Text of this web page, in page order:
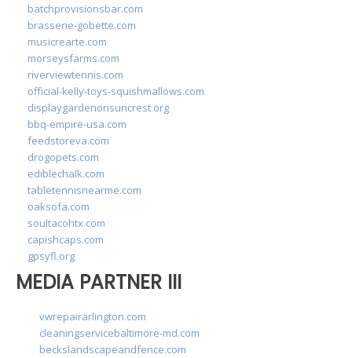
batchprovisionsbar.com
brasserie-gobette.com
musicrearte.com
morseysfarms.com
riverviewtennis.com
official-kelly-toys-squishmallows.com
displaygardenonsuncrest.org
bbq-empire-usa.com
feedstoreva.com
drogopets.com
ediblechalk.com
tabletennisnearme.com
oaksofa.com
soultacohtx.com
capishcaps.com
gpsyfl.org
MEDIA PARTNER III
vwrepairarlington.com
cleaningservicebaltimore-md.com
beckslandscapeandfence.com